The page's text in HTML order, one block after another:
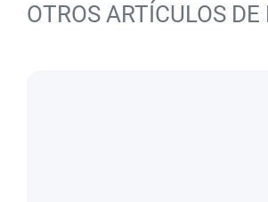
OTROS ARTÍCULOS DE